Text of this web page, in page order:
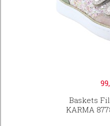
Baskets
KARMA